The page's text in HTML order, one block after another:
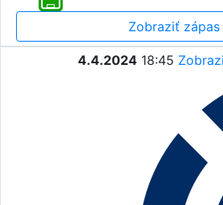
Zobraziť zápas
4.4.2024 18:45